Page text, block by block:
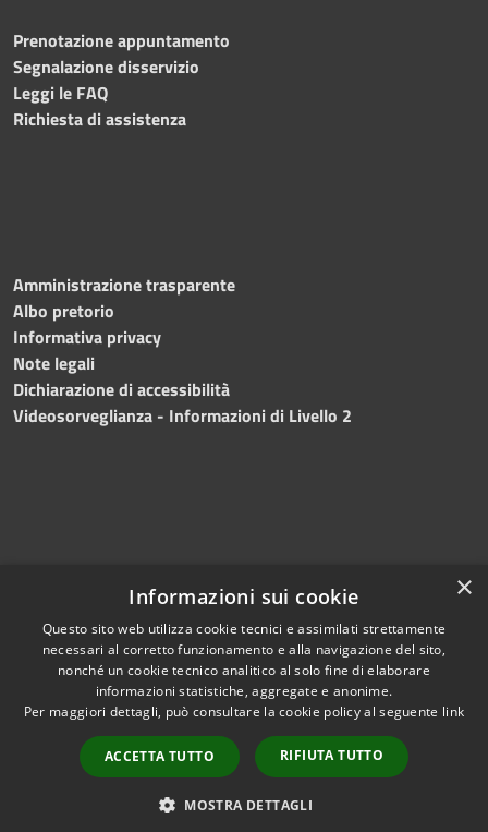
Prenotazione appuntamento
Segnalazione disservizio
Leggi le FAQ
Richiesta di assistenza
Amministrazione trasparente
Albo pretorio
Informativa privacy
Note legali
Dichiarazione di accessibilità
Videosorveglianza - Informazioni di Livello 2
Accessibilità
Privacy
Mappa del sito
Fatturazione Elettronica
Copyright © 2024 •
Comune di Mazara del
Vallo• Powered
byMunicipium• Redazione
×
Informazioni sui cookie
Questo sito web utilizza cookie tecnici e assimilati strettamente
necessari al corretto funzionamento e alla navigazione del sito,
nonché un cookie tecnico analitico al solo fine di elaborare
informazioni statistiche, aggregate e anonime.
Per maggiori dettagli, può consultare la cookie policy al seguente link
ACCETTA TUTTO RIFIUTA TUTTO
MOSTRA DETTAGLI